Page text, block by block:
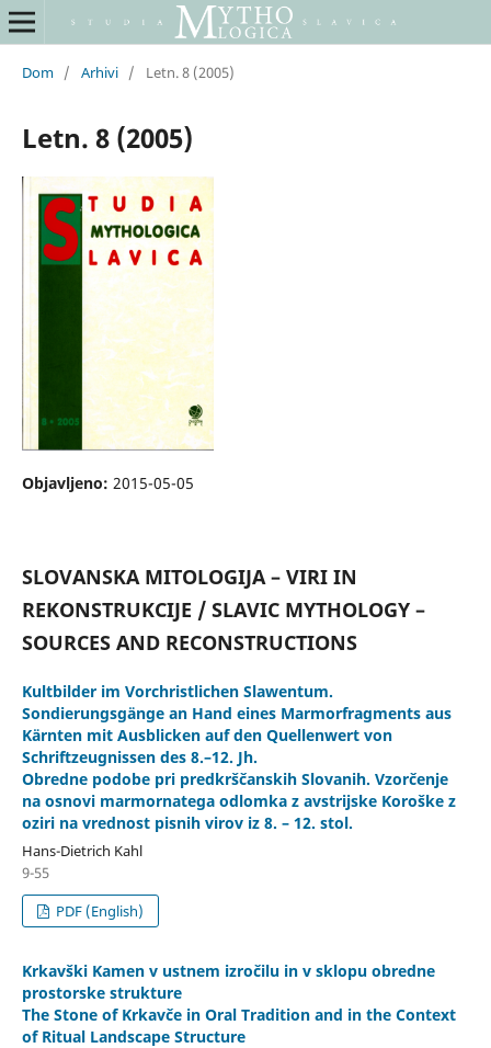
Dom / Arhivi / Letn. 8 (2005)
Letn. 8 (2005)
Objavljeno: 2015-05-05
SLOVANSKA MITOLOGIJA – VIRI IN
REKONSTRUKCIJE / SLAVIC MYTHOLOGY –
SOURCES AND RECONSTRUCTIONS
Kultbilder im Vorchristlichen Slawentum.
Sondierungsgänge an Hand eines Marmorfragments aus
Kärnten mit Ausblicken auf den Quellenwert von
Schriftzeugnissen des 8.–12. Jh.
Obredne podobe pri predkrščanskih Slovanih. Vzorčenje
na osnovi marmornatega odlomka z avstrijske Koroške z
oziri na vrednost pisnih virov iz 8. – 12. stol.
Hans-Dietrich Kahl
9-55
PDF (English)
Krkavški Kamen v ustnem izročilu in v sklopu obredne
prostorske strukture
The Stone of Krkavče in Oral Tradition and in the Context
of Ritual Landscape Structure